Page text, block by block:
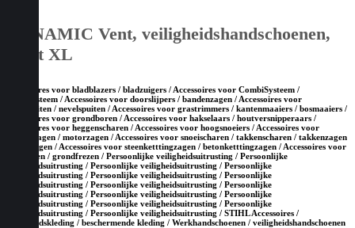
DYNAMIC Vent, veiligheidshandschoenen,
maat XL
Accessoires voor bladblazers / bladzuigers / Accessoires voor CombiSysteem /
MultiSysteem / Accessoires voor doorslijpers / bandenzagen / Accessoires voor
drukspuiten / nevelspuiten / Accessoires voor grastrimmers / kantenmaaiers / bosmaaiers /
Accessoires voor grondboren / Accessoires voor hakselaars / houtversnipperaars /
Accessoires voor heggenscharen / Accessoires voor hoogsnoeiers / Accessoires voor
kettingzagen / motorzagen / Accessoires voor snoeischaren / takkenscharen / takkenzagen
/ snoeizagen / Accessoires voor steenketttingzagen / betonketttingzagen / Accessoires voor
tuinfrezen / grondfrezen / Persoonlijke veiligheidsuitrusting / Persoonlijke
veiligheidsuitrusting / Persoonlijke veiligheidsuitrusting / Persoonlijke
veiligheidsuitrusting / Persoonlijke veiligheidsuitrusting / Persoonlijke
veiligheidsuitrusting / Persoonlijke veiligheidsuitrusting / Persoonlijke
veiligheidsuitrusting / Persoonlijke veiligheidsuitrusting / Persoonlijke
veiligheidsuitrusting / Persoonlijke veiligheidsuitrusting / Persoonlijke
veiligheidsuitrusting / Persoonlijke veiligheidsuitrusting / STIHL Accessoires /
Veiligheidskleding / beschermende kleding / Werkhandschoenen / veiligheidshandschoenen